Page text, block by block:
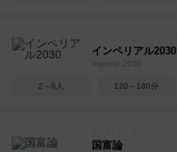
インペリアル2030
Imperial 2030
2～6人 120～180分
国富論